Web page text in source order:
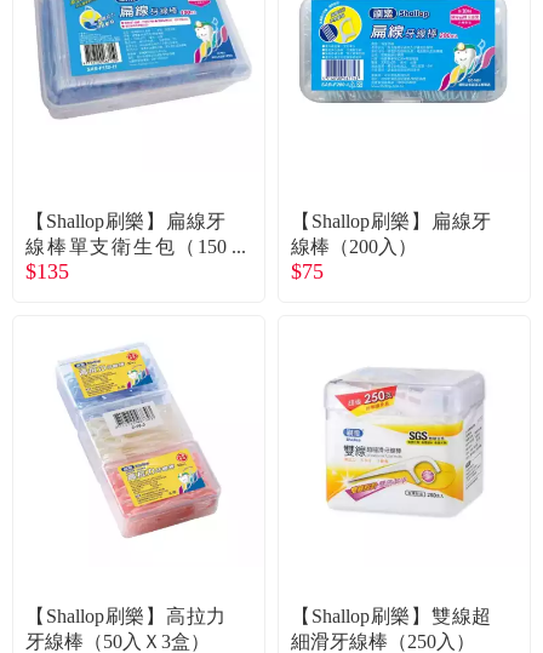
購物流程
會員專區
折價券、紅利說明
【Shallop刷樂】扁線牙
線棒單支衛生包（150
入）
$135
【Shallop刷樂】扁線牙
線棒（200入）
$75
【Shallop刷樂】高拉力
牙線棒（50入Ｘ3盒）
【Shallop刷樂】雙線超
細滑牙線棒（250入）